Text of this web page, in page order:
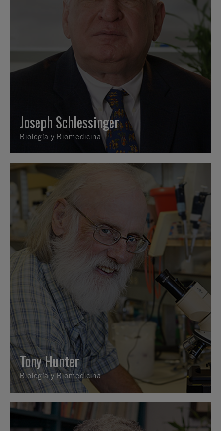
Joseph Schlessinger
Biología y Biomedicina
Tony Hunter
Biología y Biomedicina